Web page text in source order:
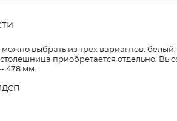
можно выбрать из трех вариантов:
приобретается отдельно.
478 мм.